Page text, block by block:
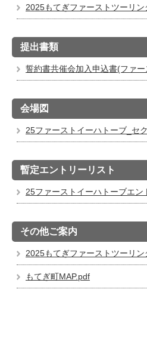
2025もてぎファーストツーリ
提出書類
誓約書共催会加入申込書(ファ
会場図
25ファーストイーハトーブ_セ
暫定エントリーリスト
25ファーストイーハトーブエ
その他ご案内
2025もてぎファーストツーリ
もてぎ町MAP.pdf